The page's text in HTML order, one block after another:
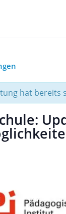
hat bereits